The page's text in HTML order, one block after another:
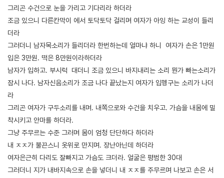
그리곤 수건으로 눈을 가리고 기다리라 하더라
조금 있으니 다른칸막이 에서 토닥토닥 걸리며 여자가 아잉 하는 교성이 들리
더라
그러더니 남자목소리가 들리더라 한번하는데 얼마냐 하니 여자가 손은 1만원
입은 3만원. 떡은 8만원이라하더라
남자가 입하고. 부시럭 대더니 조금 있으니 바지내리는 소리 뭔가 빠는소리가
잠시 나다. 남자신음소리가 조금 나다 끝났는지 여자가 입헹구는 소리가 나더
라
그리곤 여자가 구두소리를 내며. 내쪽으로와 수건을 치우고. 가슴을 내몸에 밀
착시키고 안마를 하더라.
그냥 주무르는 수준 그러며 몸이 엄청 단단하다 하더라
내 ㅈㅈ가 불끈스니 옷위로 만지며. 장난아닌데 하더라
여자은근히 다리도 잘빠지고 가슴도 크더라. 얼굴은 평범한 30대
그러더니 지가 내바지속으로 손을 넣더니 내 ㅈㅈ를 주무르며 나보고 손은 서